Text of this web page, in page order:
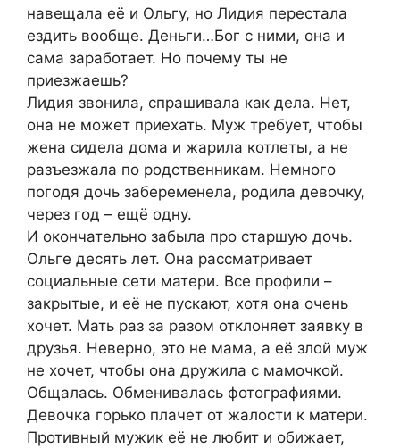
навещала её и Ольгу, но Лидия перестала
ездить вообще. Деньги…Бог с ними, она и
сама заработает. Но почему ты не
приезжаешь?
Лидия звонила, спрашивала как дела. Нет,
она не может приехать. Муж требует, чтобы
жена сидела дома и жарила котлеты, а не
разъезжала по родственникам. Немного
погодя дочь забеременела, родила девочку,
через год – ещё одну.
И окончательно забыла про старшую дочь.
Ольге десять лет. Она рассматривает
социальные сети матери. Все профили –
закрытые, и её не пускают, хотя она очень
хочет. Мать раз за разом отклоняет заявку в
друзья. Неверно, это не мама, а её злой муж
не хочет, чтобы она дружила с мамочкой.
Общалась. Обменивалась фотографиями.
Девочка горько плачет от жалости к матери.
Противный мужик её не любит и обижает,